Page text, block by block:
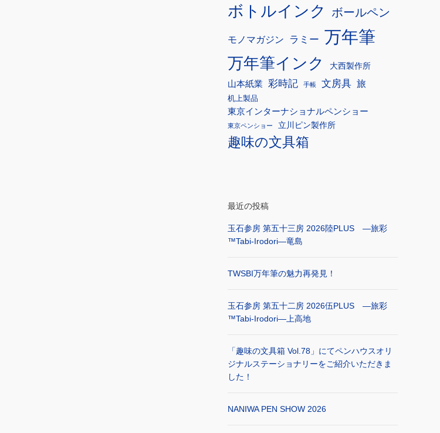
ボトルインク ボールペン
モノマガジン ラミー 万年筆
万年筆インク
大西製作所
山本紙業
彩時記 手帳 文房具 旅
机上製品
東京インターナショナルペンショー
東京ペンショー 立川ピン製作所
趣味の文具箱
最近の投稿
玉石参房 第五十三房 2026陸PLUS ―旅彩
™Tabi-Irodori―竜島
TWSBI万年筆の魅力再発見！
玉石参房 第五十二房 2026伍PLUS ―旅彩
™Tabi-Irodori―上高地
「趣味の文具箱 Vol.78」にてペンハウスオリ
ジナルステーショナリーをご紹介いただきま
した！
NANIWA PEN SHOW 2026